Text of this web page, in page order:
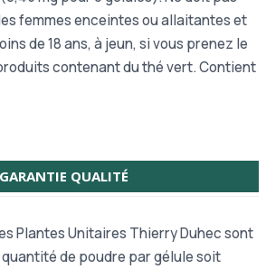
femmes enceintes ou allaitantes et
de 18 ans, à jeun, si vous prenez le
contenant du thé vert. Contient
GARANTIE QUALITÉ
Plantes Unitaires Thierry Duhec sont
de poudre par gélule soit